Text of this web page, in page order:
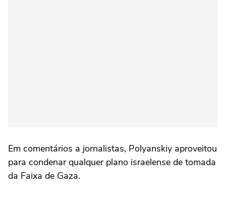
Em comentários a jornalistas, Polyanskiy aproveitou
para condenar qualquer plano israelense de tomada
da Faixa de Gaza.